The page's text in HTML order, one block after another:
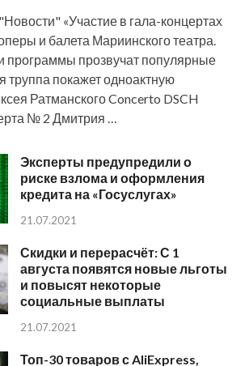
«Участие в гала-концертах
и балета Мариинского театра.
программы прозвучат популярные
труппа покажет одноактную
Ратманского Concerto DSCH
№ 2 Дмитрия …
Эксперты предупредили о
риске взлома и оформления
кредита на «Госуслугах»
21.07.2021
Скидки и перерасчёт: С 1
августа появятся новые льготы
и повысят некоторые
социальные выплаты
21.07.2021
Топ-30 товаров с AliExpress,